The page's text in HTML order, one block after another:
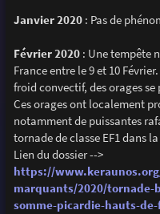
Janvier 2020: Pas de
Février 2020: Une tempête
France entre le 9 et 10
froid convectif, des orages
Ces orages ont localement
notamment de puissantes
tornade de classe EF1 dans
Lien du dossier -->
https://
marquants/2020/tornade-
somme-picardie-hauts-